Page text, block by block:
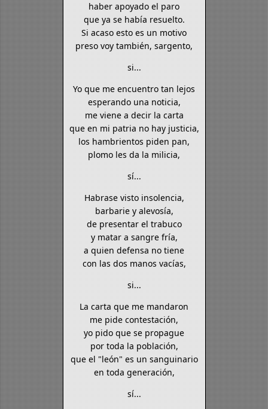
haber apoyado el paro
que ya se había resuelto.
Si acaso esto es un motivo
preso voy también, sargento,
si...
Yo que me encuentro tan lejos
esperando una noticia,
me viene a decir la carta
que en mi patria no hay justicia,
los hambrientos piden pan,
plomo les da la milicia,
sí...
Habrase visto insolencia,
barbarie y alevosía,
de presentar el trabuco
y matar a sangre fría,
a quien defensa no tiene
con las dos manos vacías,
si...
La carta que me mandaron
me pide contestación,
yo pido que se propague
por toda la población,
que el "león" es un sanguinario
en toda generación,
sí...